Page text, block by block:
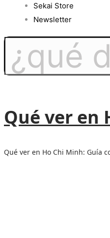
Sekai Store
Newsletter
Qué ver en
Qué ver en Ho Chi Minh: Guía